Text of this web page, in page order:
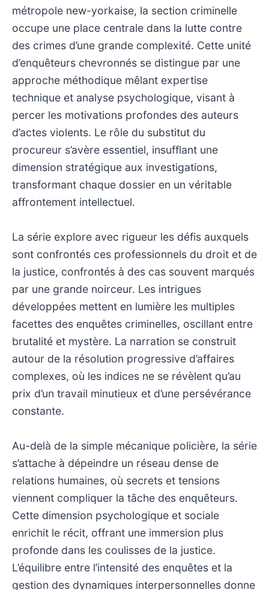
métropole new-yorkaise, la section criminelle
occupe une place centrale dans la lutte contre
des crimes d’une grande complexité. Cette unité
d’enquêteurs chevronnés se distingue par une
approche méthodique mêlant expertise
technique et analyse psychologique, visant à
percer les motivations profondes des auteurs
d’actes violents. Le rôle du substitut du
procureur s’avère essentiel, insufflant une
dimension stratégique aux investigations,
transformant chaque dossier en un véritable
affrontement intellectuel.
La série explore avec rigueur les défis auxquels
sont confrontés ces professionnels du droit et de
la justice, confrontés à des cas souvent marqués
par une grande noirceur. Les intrigues
développées mettent en lumière les multiples
facettes des enquêtes criminelles, oscillant entre
brutalité et mystère. La narration se construit
autour de la résolution progressive d’affaires
complexes, où les indices ne se révèlent qu’au
prix d’un travail minutieux et d’une persévérance
constante.
Au-delà de la simple mécanique policière, la série
s’attache à dépeindre un réseau dense de
relations humaines, où secrets et tensions
viennent compliquer la tâche des enquêteurs.
Cette dimension psychologique et sociale
enrichit le récit, offrant une immersion plus
profonde dans les coulisses de la justice.
L’équilibre entre l’intensité des enquêtes et la
gestion des dynamiques interpersonnelles donne